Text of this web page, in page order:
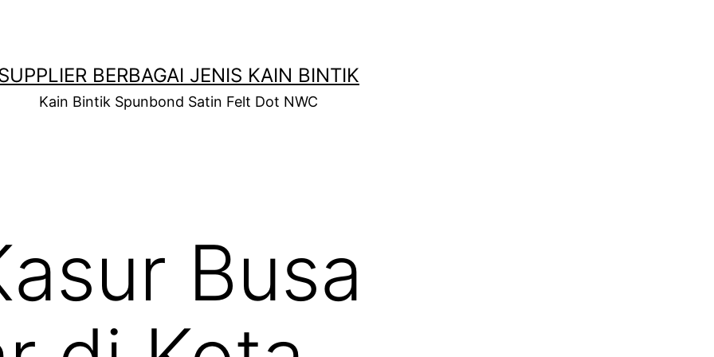
BERBAGAI JENIS KAIN BINTIK
Kain Bintik Spunbond Satin Felt Dot NWC
Busa